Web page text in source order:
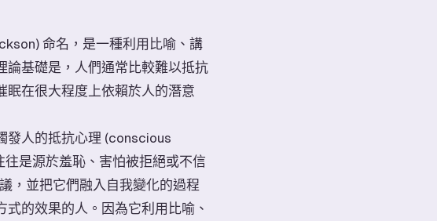
命名，是一種利用比喻、講
論基礎是，人們通常比較難以抵抗
眠在很大程度上依賴於人的潛意
發人的抵抗心理 (conscious
是源於羞恥、害怕被拒絕或不信
，並把它們融入自我變化的過程
的效果的人。因為它利用比喻、